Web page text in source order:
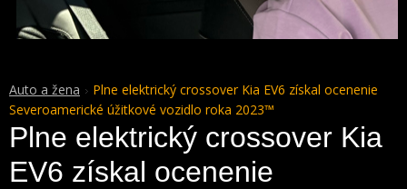
Auto a žena
Plne elektrický crossover Kia EV6 získal ocenenie
Severoamerické úžitkové vozidlo roka 2023™
Plne elektrický crossover Kia
EV6 získal ocenenie